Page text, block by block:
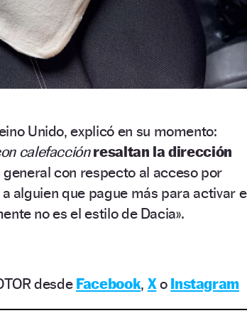
Unido, explicó en su momento:
calefacción resaltan la dirección
general con respecto al acceso por
alguien que pague más para activar
no es el estilo de Dacia».
desde Facebook, Xo Instagram